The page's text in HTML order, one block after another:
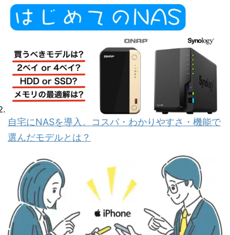
自宅にNASを導入。コスパ・わかりやすさ・機能で
選んだモデルとは？